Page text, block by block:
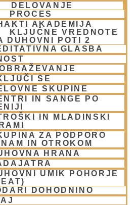
DELOVANJE
PROCES
AKADEMIJA
KLJUČNE VREDNOTE
DUHOVNI POTI 2
GLASBA
SE
SKUPINE
IN SANGE PO
IN MLADINSKI
ZA PODPORO
IN OTROKOM
HRANA
UMIK POHORJE
DOHODNINO
SMOLNIK